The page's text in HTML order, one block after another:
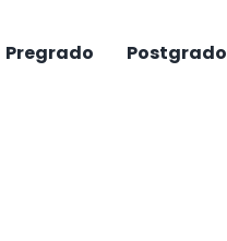
Pregrado Postgrado